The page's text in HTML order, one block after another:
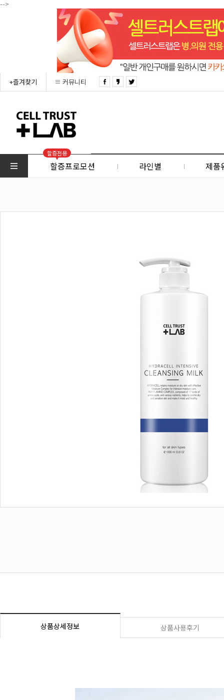
-->
+즐겨찾기 커뮤니티
할증전용
할증프로모션 라인별 제품
상품상세정보 상품사용후기